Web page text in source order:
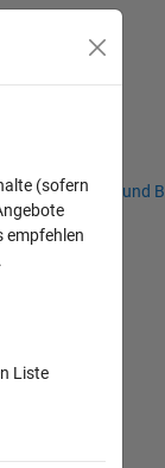
Studierende und
(sofern
empfehlen
.
Liste